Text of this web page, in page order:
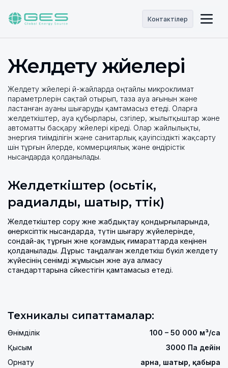
Контактілер
Желдету жүйелері
Желдету жүйелері үй-жайларда оңтайлы микроклимат
параметрлерін сақтай отырып, таза ауа ағынын және
ластанған ауаны шығаруды қамтамасыз етеді. Оларға
желдеткіштер, ауа құбырлары, сүзгілер, жылытқыштар және
автоматты басқару жүйелері кіреді. Олар жайлылықты,
энергия тиімділігін және санитарлық қауіпсіздікті жақсарту
үшін тұрғын үйлерде, коммерциялық және өндірістік
нысандарда қолданылады.
Желдеткіштер (осьтік,
радиалды, шатыр, түтік)
Желдеткіштер сору және жабдықтау қондырғыларында,
өнеркәсіптік нысандарда, түтін шығару жүйелерінде,
сондай-ақ тұрғын және қоғамдық ғимараттарда кеңінен
қолданылады. Дұрыс таңдалған желдеткіш бүкіл желдету
жүйесінің сенімді жұмысын және ауа алмасу
стандарттарына сәйкестігін қамтамасыз етеді.
Техникалық сипаттамалар:
Өнімділік
100 – 50 000 м³/сағ
Қысым
3000 Па дейін
Орнату
арна, шатыр, қабырға